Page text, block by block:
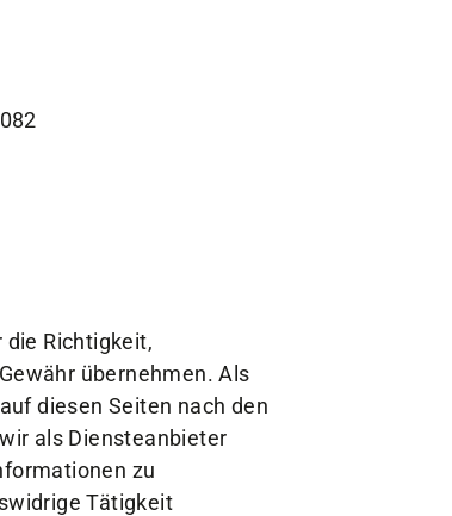
Richtigkeit,
übernehmen. Als
diesen Seiten nach den
als Diensteanbieter
zu
Tätigkeit
Service